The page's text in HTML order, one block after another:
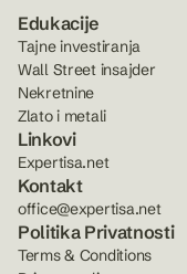
Edukacije
Tajne investiranja
Wall Street insajder
Nekretnine
Zlato i metali
Linkovi
Expertisa.net
Kontakt
office@expertisa.net
Politika Privatnosti
Terms & Conditions